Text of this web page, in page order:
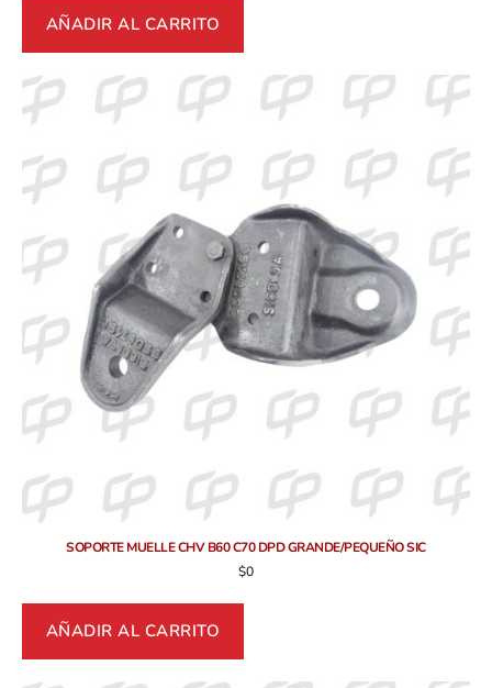
AÑADIR AL CARRITO
SOPORTE MUELLE CHV B60 C70 DPD GRANDE/PEQUEÑO SIC
$0
AÑADIR AL CARRITO